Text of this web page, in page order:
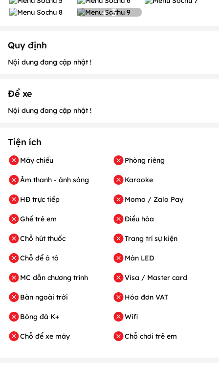
+ 3
Quy định
Nội dung đang cập nhật !
Để xe
Nội dung đang cập nhật !
Tiện ích
Máy chiếu
Âm thanh - ánh sáng
HĐ trực tiếp
Ghế trẻ em
Chỗ hút thuốc
Chỗ để ô tô
MC dẫn chương trình
Bàn ngoài trời
Bóng đá K+
Chỗ để xe máy
Phòng riêng
Karaoke
Momo / Zalo Pay
Điều hòa
Trang trí sự kiện
Màn LED
Visa / Master card
Hóa đơn VAT
Wifi
Chỗ chơi trẻ em